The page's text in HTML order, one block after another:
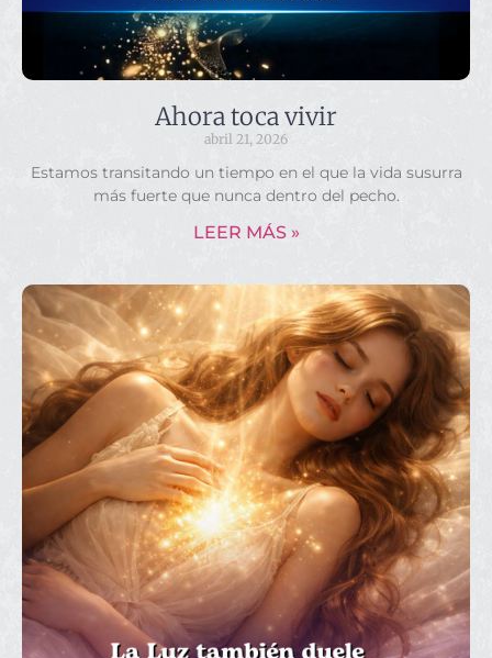
Ahora toca vivir
abril 21, 2026
Estamos transitando un tiempo en el que la vida susurra
más fuerte que nunca dentro del pecho.
LEER MÁS »